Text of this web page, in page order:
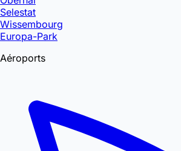
Selestat
Wissembourg
Europa-Park
Aéroports